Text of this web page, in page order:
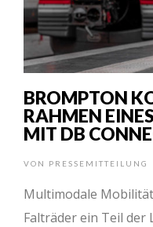
BROMPTON
RAHMEN
MIT DB
VON PRESSEMITTEILUNG
Multimodale
Falträder ein Teil der